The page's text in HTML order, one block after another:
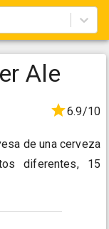
Ale
6.9/10
de una cerveza
diferentes, 15